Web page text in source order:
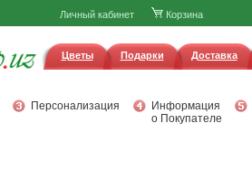
Личный кабинет Корзина
Цветы Подарки Доставка
Персонализация
Информация
о Покупателе